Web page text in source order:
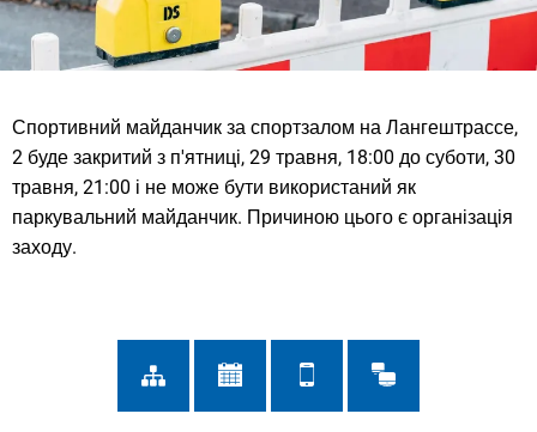
Спортивний майданчик за спортзалом на Лангештрассе,
2 буде закритий з п'ятниці, 29 травня, 18:00 до суботи, 30
травня, 21:00 і не може бути використаний як
паркувальний майданчик. Причиною цього є організація
заходу.